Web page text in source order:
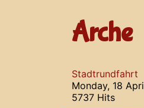
Arche
Stadtrundfahrt
Monday, 18
5737 Hits